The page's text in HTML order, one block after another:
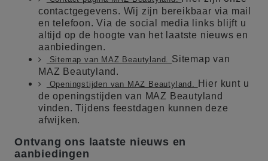
contactgegevens. Wij zijn bereikbaar via mail
en telefoon. Via de social media links blijft u
altijd op de hoogte van het laatste nieuws en
aanbiedingen.
Sitemap van MAZ Beautyland. Sitemap van
MAZ Beautyland.
Openingstijden van MAZ Beautyland.
Hier kunt u
de openingstijden van MAZ Beautyland
vinden. Tijdens feestdagen kunnen deze
afwijken.
Ontvang ons laatste nieuws en
aanbiedingen